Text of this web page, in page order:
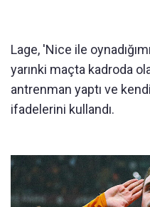
Lage, 'Nice ile
yarınki maçta kadroda
antrenman yaptı ve
ifadelerini kullandı.